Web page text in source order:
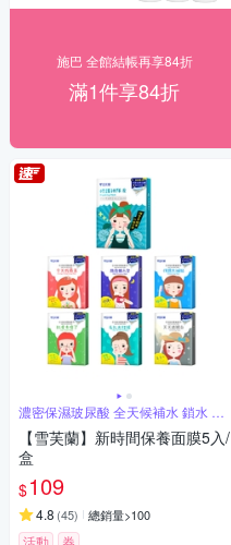
施巴 全館結帳再享84折
滿1件享84折
濃密保濕玻尿酸 全天候補水 鎖水 儲
水
【雪芙蘭】新時間保養面膜5入/
盒
$109
4.8 (45) 總銷量>100